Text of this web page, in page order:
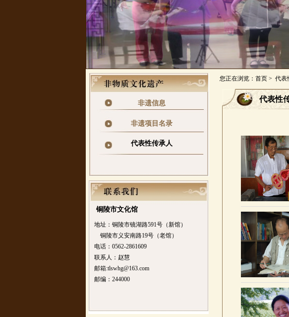
代表性
铜陵市文化馆
地址：铜陵市镜湖路591号（新馆）
铜陵市义安南路19号（老馆）
电话：0562-2861609
联系人：赵慧
邮箱:tlswhg@163.com
邮编：244000
非遗信息
非遗项目名录
代表性传承人
您正在浏览：首页 > 代表